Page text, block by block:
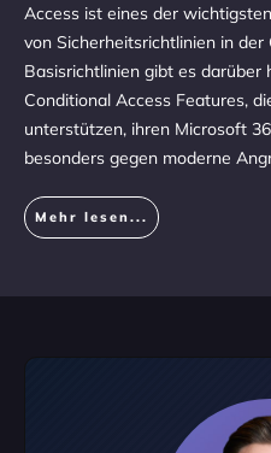
Access ist eines der
von Sicherheitsrichtlinien in
Basisrichtlinien gibt es
Conditional Access Features,
unterstützen, ihren Microsoft
besonders gegen moderne
Mehr lesen...